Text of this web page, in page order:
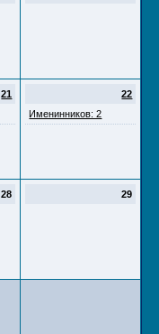
21
22
Именинников: 2
28 29